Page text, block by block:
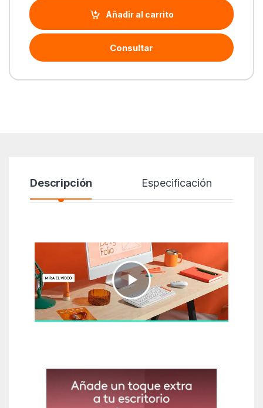
Añadir al carrito
Consultar
Descripción Especificación